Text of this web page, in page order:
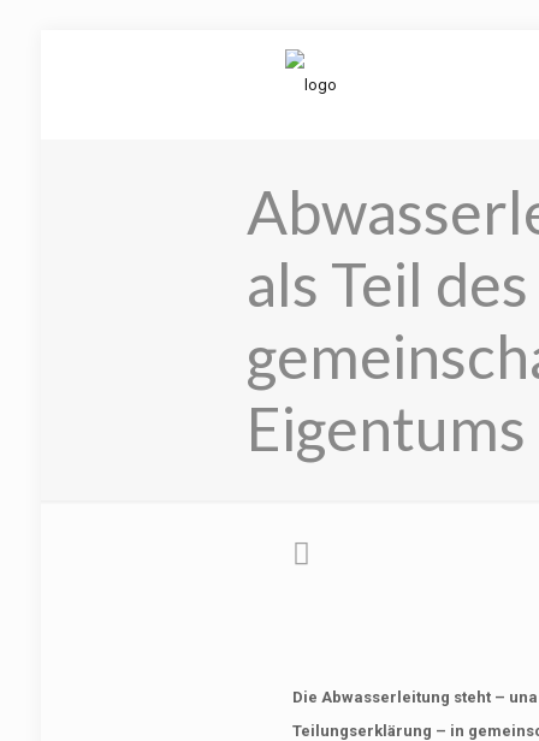
als Teil des
Eigentums
Die Abwasserleitung steht –
Teilungserklärung – in